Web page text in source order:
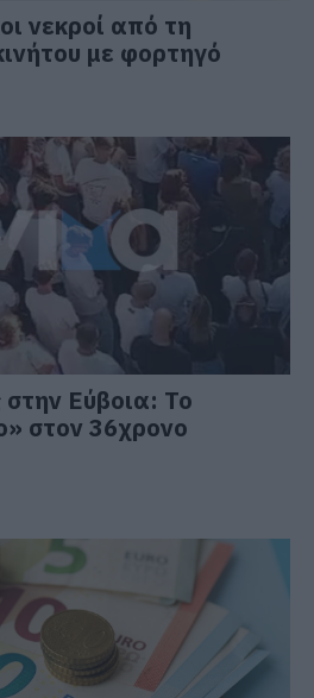
νεκροί από τη
με φορτηγό
Εύβοια: Το
στον 36χρονο